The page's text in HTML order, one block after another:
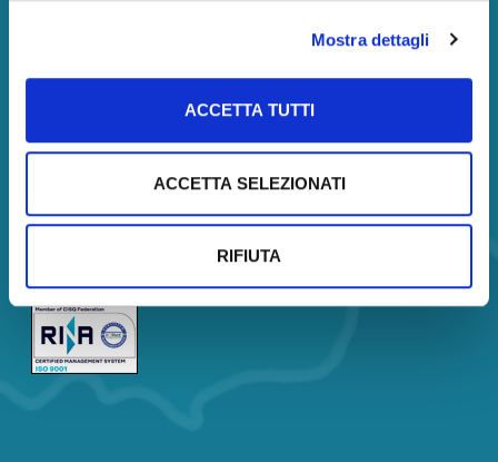
Mostra dettagli
ACCETTA TUTTI
ACCETTA SELEZIONATI
RIFIUTA
Servizi
Certificazione
Analisi di Mercato
Borsa Immobiliare
Company Profile